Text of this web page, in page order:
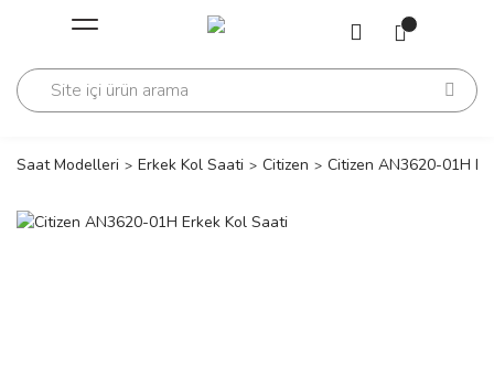
Geri Dön
Geri Dön
Saat Modelleri Erkek Kol Saati Citizen Citizen AN3620-01H